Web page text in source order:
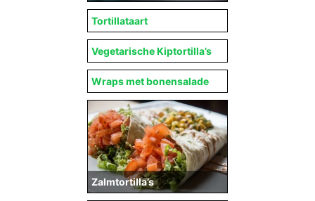
Tortillataart
Vegetarische Kiptortilla’s
Wraps met bonensalade
Zalmtortilla’s